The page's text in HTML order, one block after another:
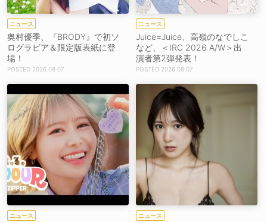
ニュース
奥村優季、『BRODY』で初ソ
ログラビア＆限定版表紙に登
場！
2026.08.07
ニュース
Juice=Juice、高嶺のなでしこ
など、＜IRC 2026 A/W＞出
演者第2弾発表！
2026.08.07
ニュース ニュース